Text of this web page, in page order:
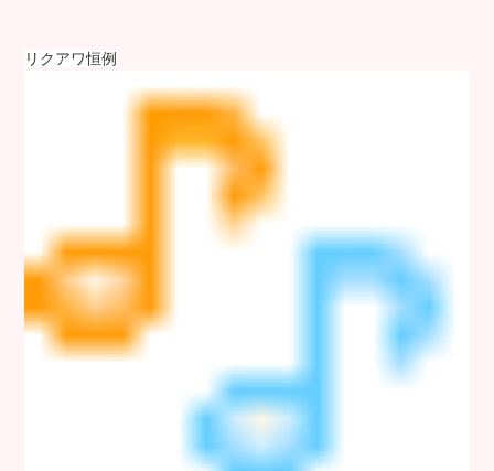
リクアワ恒例